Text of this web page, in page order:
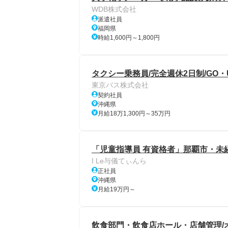
WDB株式会社
派遣社員
福岡県
時給1,600円～1,800円
タクシー乗務員/完全週休2日制/GO
東京バス株式会社
契約社員
沖縄県
月給18万1,300円～35万円
「児童指導員 有資格者」那覇市・
I Le与儀てぃんら
正社員
沖縄県
月給19万円～
飲食部門・飲食店ホール・店舗管理